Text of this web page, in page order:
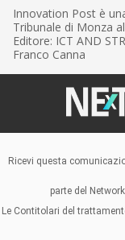
Innovation Post è
Tribunale di Monza
Editore: ICT AND
Franco Canna
Ricevi questa
parte del
Le Contitolari del